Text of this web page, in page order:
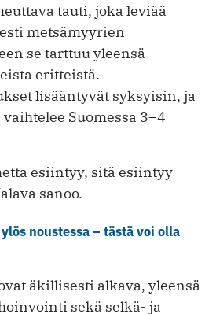
tauti, joka leviää
metsämyyrien
se tarttuu yleensä
eritteistä.
lisääntyvät syksyisin, ja
Suomessa 3–4
esiintyy, sitä esiintyy
sanoo.
noustessa – tästä voi olla
äkillisesti alkava, yleensä
sekä selkä- ja